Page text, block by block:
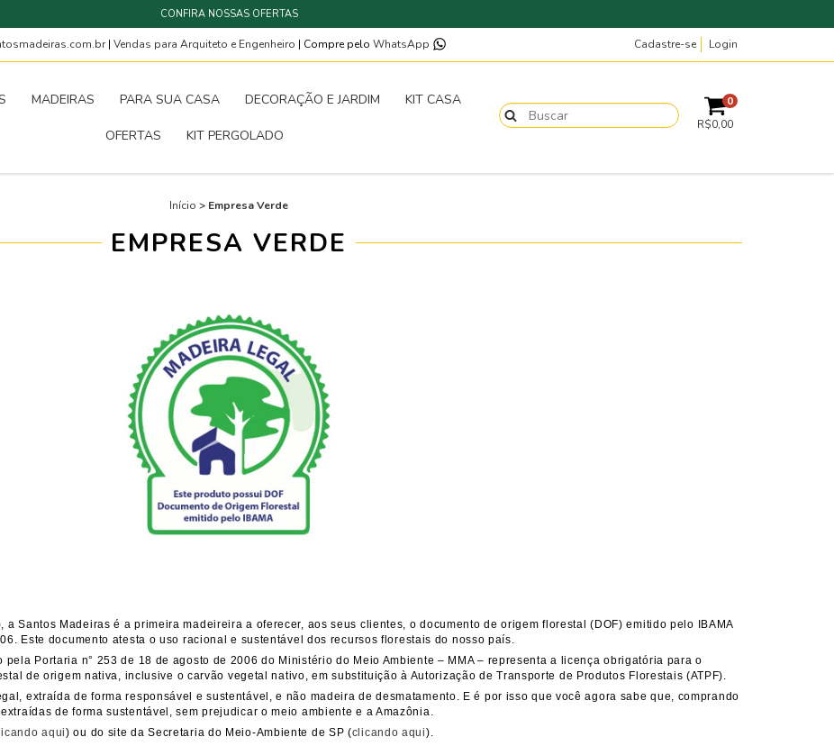
CONFIRA NOSSAS OFERTAS
| Vendas para Arquiteto e Engenheiro | Compre pelo WhatsApp Cadastre-se Login
MADEIRAS PARA SUA CASA DECORAÇÃO E JARDIM KIT CASA
OFERTAS KIT PERGOLADO
0
R$0,00
Início > Empresa Verde
EMPRESA VERDE
Santos Madeiras é a primeira madeireira a oferecer, aos seus clientes, o documento de origem florestal (DOF) emitido pelo IBAMA
Este documento atesta o uso racional e sustentável dos recursos florestais do nosso país.
Portaria n° 253 de 18 de agosto de 2006 do Ministério do Meio Ambiente – MMA – representa a licença obrigatória para o
de origem nativa, inclusive o carvão vegetal nativo, em substituição à Autorização de Transporte de Produtos Florestais (ATPF).
extraída de forma responsável e sustentável, e não madeira de desmatamento. E é por isso que você agora sabe que, comprando
de forma sustentável, sem prejudicar o meio ambiente e a Amazônia.
aqui) ou do site da Secretaria do Meio-Ambiente de SP (clicando aqui).